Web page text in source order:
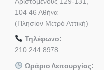
104 46 Αθήνα
(Πλησίον Μετρό Αττική)
Τηλέφωνο:
210 244 8978
Ωράριο Λειτουργίας: